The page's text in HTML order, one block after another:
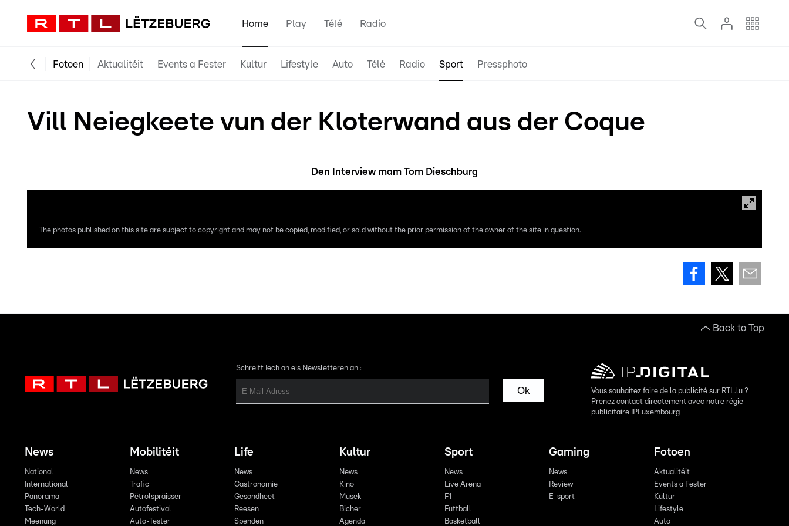
Home Play Télé Radio
Fotoen Aktualitéit Events a Fester Kultur Lifestyle Auto Télé Radio Sport Pressphoto
Vill Neiegkeete vun der Kloterwand aus der Coque
Den Interview mam Tom Dieschburg
The photos published on this site are subject to copyright and may not be copied, modified, or sold without the prior permission of the owner of the site in question.
Back to Top
Schreift Iech an eis Newsletteren an :
Ok
Vous souhaitez faire de la publicité sur RTL.lu ?
Prenez contact directement avec notre régie
publicitaire IPLuxembourg
News
National
International
Panorama
Tech-World
Meenung
Mobilitéit
News
Trafic
Pëtrolspräisser
Autofestival
Auto-Tester
Life
News
Gastronomie
Gesondheet
Reesen
Spenden
Kultur
News
Kino
Musek
Bicher
Agenda
Sport
News
Live Arena
F1
Futtball
Basketball
Gaming
News
Review
E-sport
Fotoen
Aktualitéit
Events a Fester
Kultur
Lifestyle
Auto